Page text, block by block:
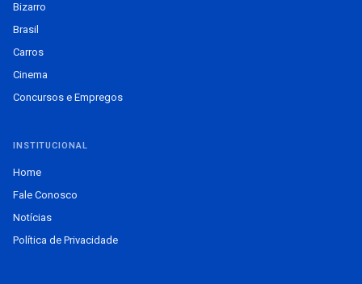
Bizarro
Brasil
Carros
Cinema
Concursos e Empregos
INSTITUCIONAL
Home
Fale Conosco
Notícias
Política de Privacidade